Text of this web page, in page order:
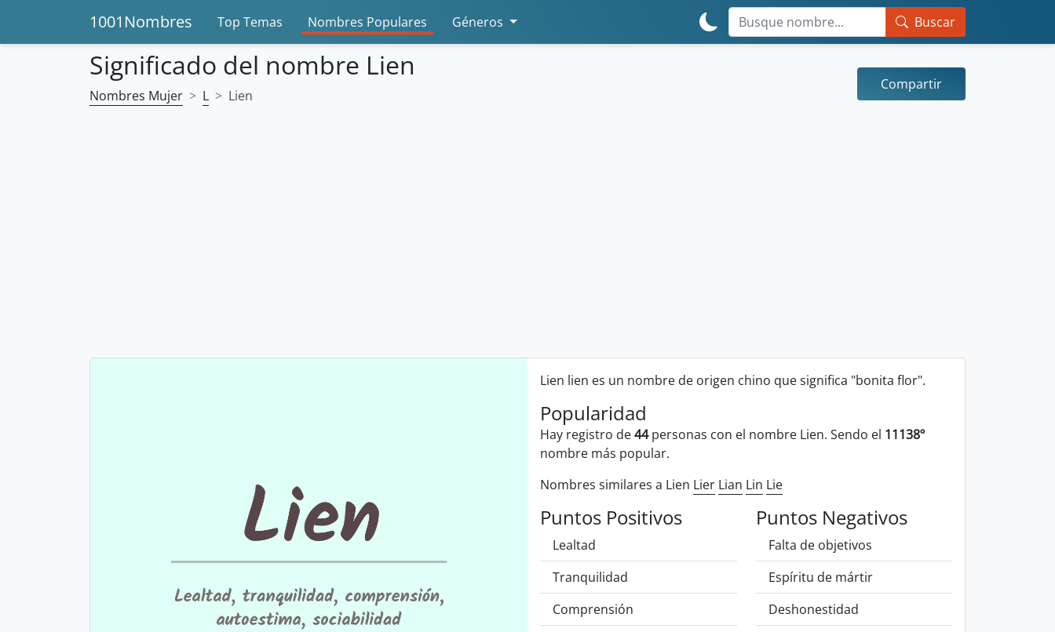
1001Nombres Top Temas Nombres Populares Géneros Buscar
Significado del nombre Lien
Nombres Mujer L Lien
Compartir
Lien lien es un nombre de origen chino que significa "bonita flor".
Popularidad
Hay registro de44personas con el nombre Lien. Sendo el 11138º
nombre más popular.
Nombres similares a Lien Lier Lian Lin Lie
Puntos Positivos
Lealtad
Tranquilidad
Comprensión
Puntos Negativos
Falta de objetivos
Espíritu de mártir
Deshonestidad